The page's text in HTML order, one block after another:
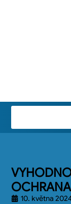
10. května